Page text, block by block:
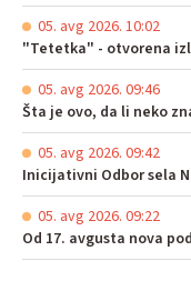
05. avg 2026. 10:02
"Tetetka" - otvorena
05. avg 2026. 09:46
Šta je ovo, da li neko
05. avg 2026. 09:42
Inicijativni Odbor sela
05. avg 2026. 09:22
Od 17. avgusta nova